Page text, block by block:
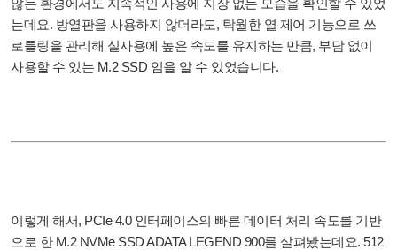
않는 환경에서도 지속적인 사용에 지장 없는 모습을 확인할 수 있었
는데요. 방열판을 사용하지 않더라도, 탁월한 열 제어 기능으로 쓰
로틀링을 관리해 실사용에 높은 속도를 유지하는 만큼, 부담 없이
사용할 수 있는 M.2 SSD 임을 알 수 있었습니다.
이렇게 해서, PCIe 4.0 인터페이스의 빠른 데이터 처리 속도를 기반
으로 한 M.2 NVMe SSD ADATA LEGEND 900를 살펴봤는데요. 512